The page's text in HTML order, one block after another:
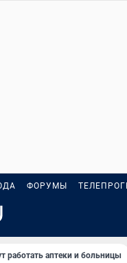
ФОРУМЫ
работать аптеки и больницы